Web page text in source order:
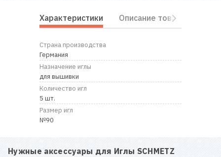
Характеристики Описание товара
Страна производства
Германия
Назначение иглы
для вышивки
Количество игл
5 шт.
Размер игл
№90
Нужные аксессуары для Иглы SCHMETZ